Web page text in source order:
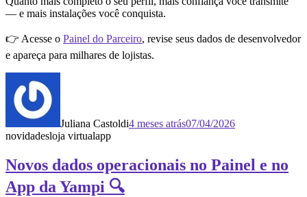
— e mais instalações você conquista.
👉 Acesse o Painel do Parceiro, revise seus dados de desenvolvedor
e apareça para milhares de lojistas.
Juliana Castoldi4 meses atrás07/04/2026
novidadesloja virtualapp
Novos dados operacionais no Painel e no
App da Yampi 🔍